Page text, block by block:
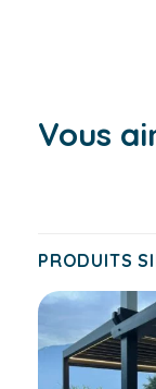
Vous
PRODUITS